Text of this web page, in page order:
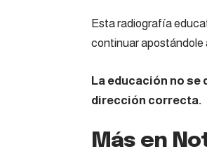
Esta radiografía
continuar apostándole
La educación no se
dirección correcta.
Más en